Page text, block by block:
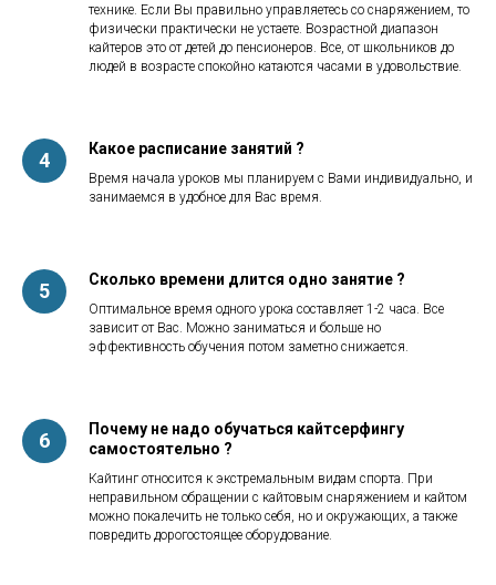
технике. Если Вы правильно управляетесь со снаряжением, то
физически практически не устаете. Возрастной диапазон
кайтеров это от детей до пенсионеров. Все, от школьников до
людей в возрасте спокойно катаются часами в удовольствие.
Какое расписание занятий ?
Время начала уроков мы планируем с Вами индивидуально, и
занимаемся в удобное для Вас время.
Сколько времени длится одно занятие ?
Оптимальное время одного урока составляет 1-2 часа. Все
зависит от Вас. Можно заниматься и больше но
эффективность обучения потом заметно снижается.
Почему не надо обучаться кайтсерфингу
самостоятельно ?
Кайтинг относится к экстремальным видам спорта. При
неправильном обращении с кайтовым снаряжением и кайтом
можно покалечить не только себя, но и окружающих, а также
повредить дорогостоящее оборудование.